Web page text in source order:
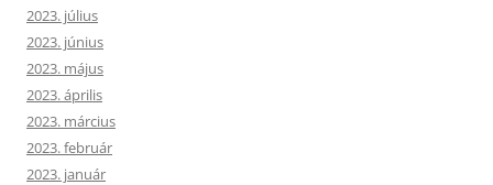
2023. július
2023. június
2023. május
2023. április
2023. március
2023. február
2023. január